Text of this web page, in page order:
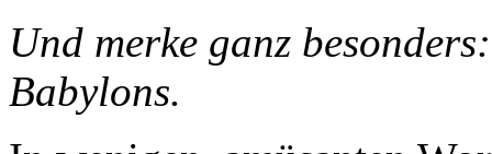
Und merke ganz
Babylons.